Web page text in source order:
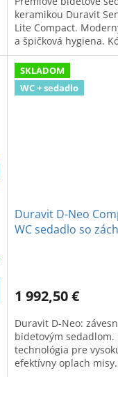
keramikou Duravit
Lite Compact.
a špičková hygiena.
650001012004310.
SKLADOM
WC + sedadlo
Duravit D-Neo
WC sedadlo so
1 992,50 €
Duravit D-Neo:
bidetovým sedadlom.
technológia pre
efektívny oplach